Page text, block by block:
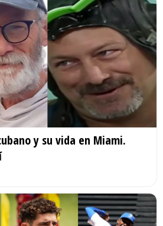
y su vida en Miami.